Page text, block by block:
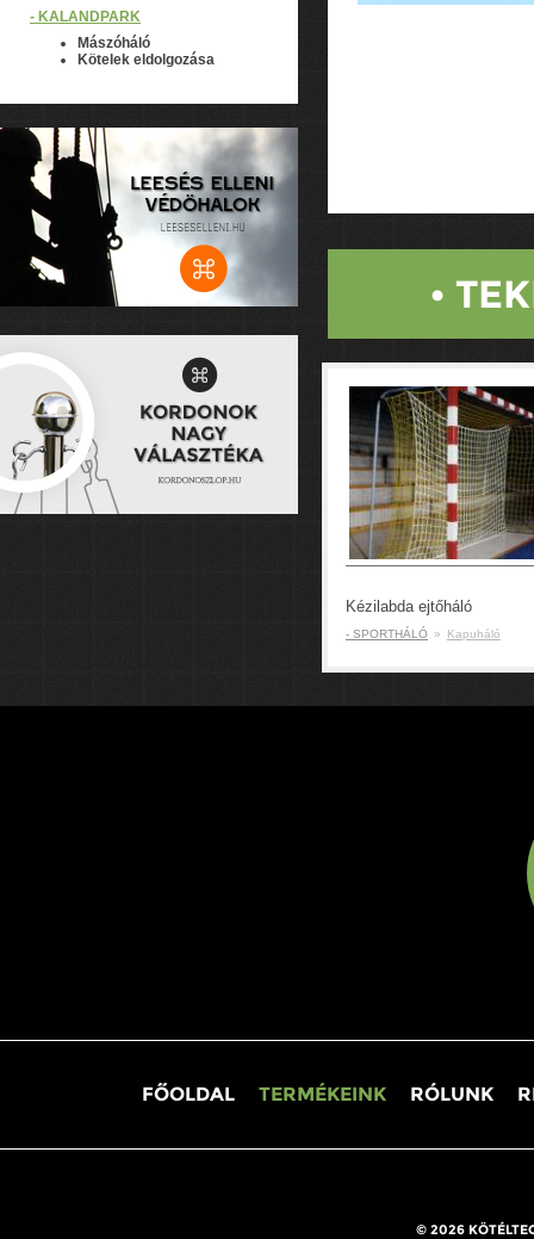
- KALANDPARK
Mászóháló
Kötelek eldolgozása
•
Kézilabda ejtőháló
- SPORTHÁLÓ » Kapuháló
FŐOLDAL TERMÉKEINK RÓLUNK
© 2026